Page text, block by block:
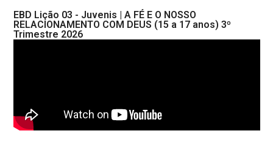
EBD Lição 03 - Juvenis | A FÉ E O NOSSO
RELACIONAMENTO COM DEUS (15 a 17 anos) 3º
Trimestre 2026